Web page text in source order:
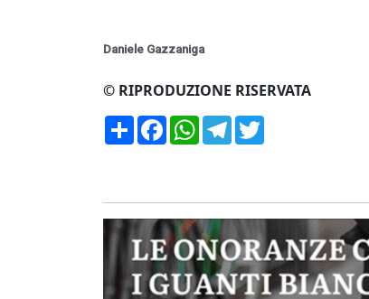
Daniele Gazzaniga
© RIPRODUZIONE RISERVATA
CondividiFacebookWhatsApp
Telegram